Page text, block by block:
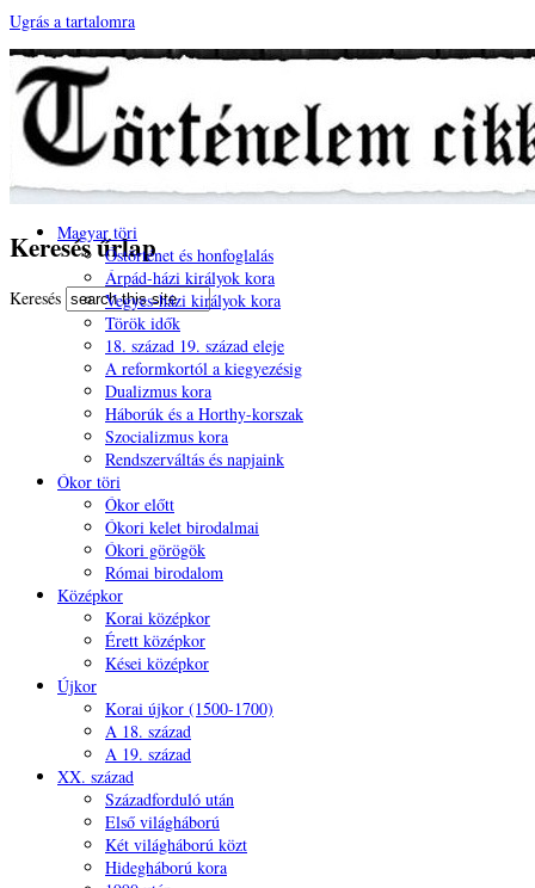
Ugrás a tartalomra
Keresés űrlap
Keresés
Magyar töri
Őstörténet és honfoglalás
Árpád-házi királyok kora
Vegyes-házi királyok kora
Török idők
18. század 19. század eleje
A reformkortól a kiegyezésig
Dualizmus kora
Háborúk és a Horthy-korszak
Szocializmus kora
Rendszerváltás és napjaink
Ókor töri
Ókor előtt
Ókori kelet birodalmai
Ókori görögök
Római birodalom
Középkor
Korai középkor
Érett középkor
Kései középkor
Újkor
Korai újkor (1500-1700)
A 18. század
A 19. század
XX. század
Századforduló után
Első világháború
Két világháború közt
Hidegháború kora